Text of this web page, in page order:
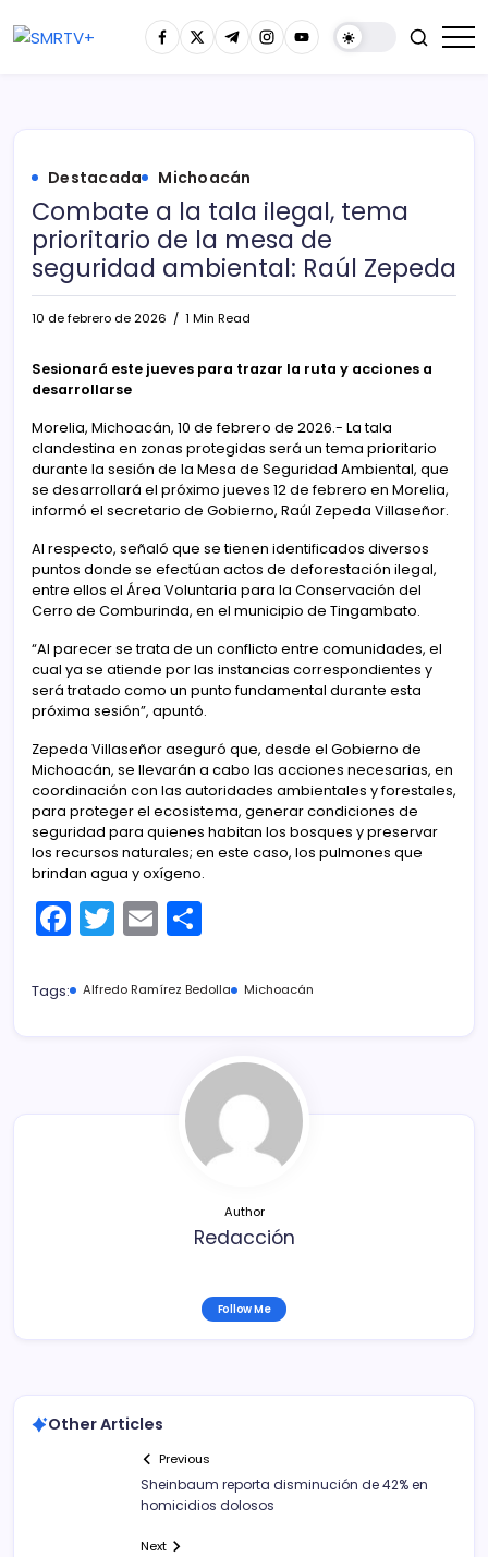
Destacada Michoacán
Combate a la tala ilegal, tema
prioritario de la mesa de
seguridad ambiental: Raúl Zepeda
10 de febrero de 2026 1 Min Read
Sesionará este jueves para trazar la ruta y acciones a
desarrollarse
Morelia, Michoacán, 10 de febrero de 2026.- La tala
clandestina en zonas protegidas será un tema prioritario
durante la sesión de la Mesa de Seguridad Ambiental, que
se desarrollará el próximo jueves 12 de febrero en Morelia,
informó el secretario de Gobierno, Raúl Zepeda Villaseñor.
Al respecto, señaló que se tienen identificados diversos
puntos donde se efectúan actos de deforestación ilegal,
entre ellos el Área Voluntaria para la Conservación del
Cerro de Comburinda, en el municipio de Tingambato.
“Al parecer se trata de un conflicto entre comunidades, el
cual ya se atiende por las instancias correspondientes y
será tratado como un punto fundamental durante esta
próxima sesión”, apuntó.
Zepeda Villaseñor aseguró que, desde el Gobierno de
Michoacán, se llevarán a cabo las acciones necesarias, en
coordinación con las autoridades ambientales y forestales,
para proteger el ecosistema, generar condiciones de
seguridad para quienes habitan los bosques y preservar
los recursos naturales; en este caso, los pulmones que
brindan agua y oxígeno.
F
a
c
T
w
itt
E
m
ai m
ar
tir
Tags: Alfredo Ramírez Bedolla Michoacán
Author
Redacción
Follow Me
Other Articles
Previous
Sheinbaum reporta disminución de 42% en
homicidios dolosos
Next